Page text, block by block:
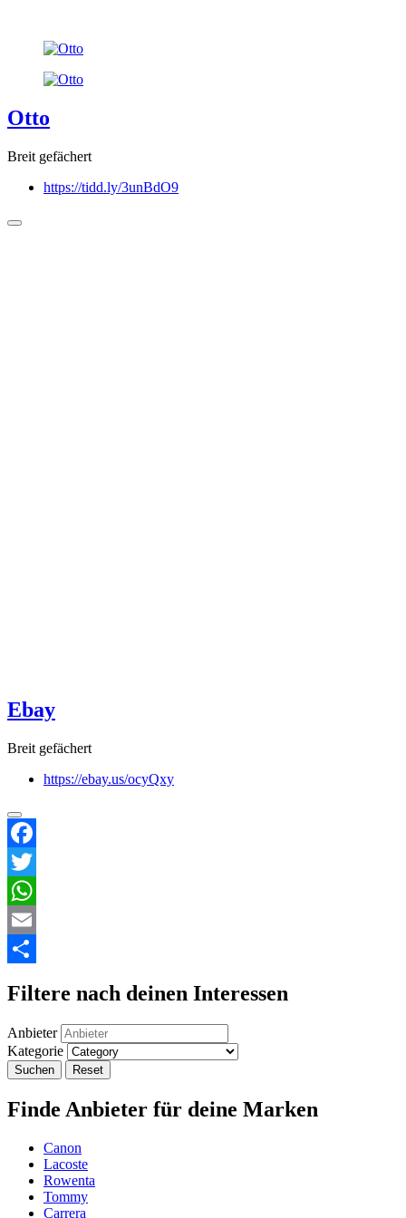
Otto
Breit gefächert
https://tidd.ly/3unBdO9
Ebay
Breit gefächert
https://ebay.us/ocyQxy
Facebook
Twitter
WhatsApp
Email
Filtere nach deinen Interessen
Anbieter
Kategorie
Suchen Reset
Finde Anbieter für deine Marken
Canon
Lacoste
Rowenta
Tommy
Carrera